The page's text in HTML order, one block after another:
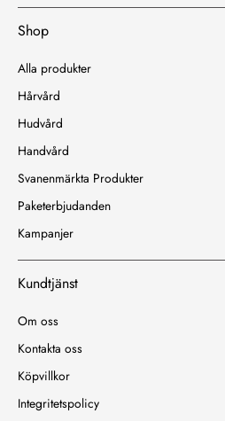
Shop
Alla produkter
Hårvård
Hudvård
Handvård
Svanenmärkta Produkter
Paketerbjudanden
Kampanjer
Kundtjänst
Om oss
Kontakta oss
Köpvillkor
Integritetspolicy